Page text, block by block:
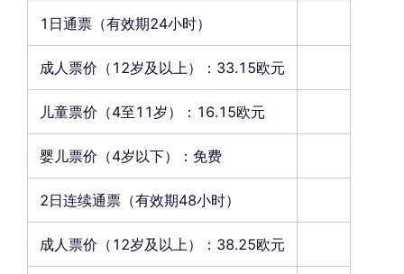
1日通票（有效期24小时）
成人票价（12岁及以上）：33.15欧元
儿童票价（4至11岁）：16.15欧元
婴儿票价（4岁以下）：免费
2日连续通票（有效期48小时）
成人票价（12岁及以上）：38.25欧元